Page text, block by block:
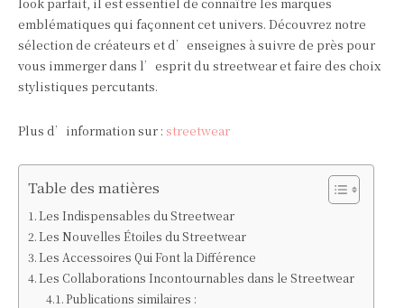
emblématiques qui façonnent cet univers. Découvrez notre
sélection de créateurs et d’enseignes à suivre de près pour
vous immerger dans l’esprit du streetwear et faire des choix
stylistiques percutants.
Plus d’information sur : streetwear
Table des matières
Les Indispensables du Streetwear
Les Nouvelles Étoiles du Streetwear
Les Accessoires Qui Font la Différence
Les Collaborations Incontournables dans le Streetwear
Publications similaires :